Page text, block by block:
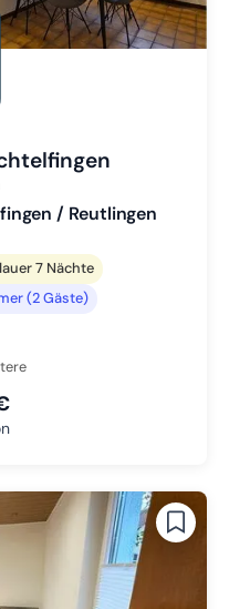
Slide 1 wechseln
Slide 2 wechseln
3 wechseln
Slide 4 wechseln
Slide 5 wechseln
6 wechseln
/ Reutlingen
7 Nächte
(2 Gäste)